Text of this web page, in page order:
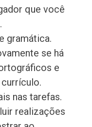
que você
gramática.
se há
e
nas tarefas.
realizações